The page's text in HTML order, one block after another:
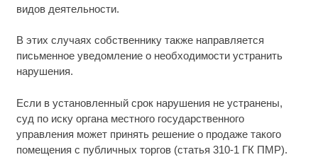
видов деятельности.
В этих случаях собственнику также направляется
письменное уведомление о необходимости устранить
нарушения.
Если в установленный срок нарушения не устранены,
суд по иску органа местного государственного
управления может принять решение о продаже такого
помещения с публичных торгов (статья 310-1 ГК ПМР).